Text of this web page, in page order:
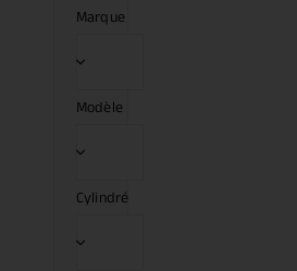
Marque
Modèle
Cylindré